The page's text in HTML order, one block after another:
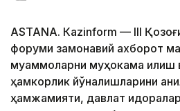
ASTANА. Кazinform — III
форуми замонавий ахборот
муаммоларни муҳокама қилиш
ҳамкорлик йўналишларини
ҳамжамияти, давлат